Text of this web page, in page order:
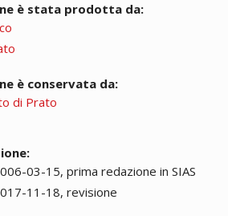
è stata prodotta da:
è conservata da:
di Prato
03-15, prima redazione in SIAS
11-18, revisione